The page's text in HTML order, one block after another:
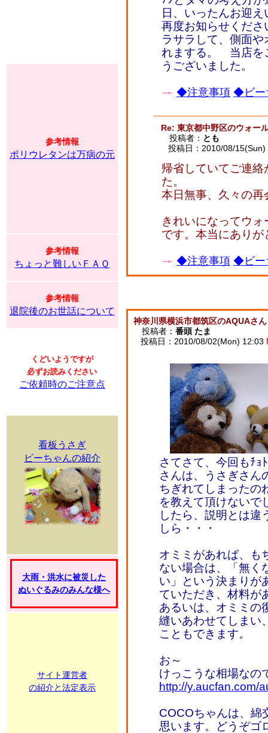
参考情報
ポリウレタンは万病の元
参考情報
ちょっと難しいＦＡＱ
参考情報
退院後のお世話について
くどいようですが
必ずお読みください
ご依頼時のご注意点
看板うさぎ
ビーちゃんの紹介
大雨・洪水に被災した
ぬいぐるみのみんな様へ
サイト運営者
の紹介と法定表示
日、いったんお迎
再度お知らせくだ
ラサラして、側面
れまする。 当店を
うございました。
◆注意事項 ◆ビー
Re: 東京都中野区のウォー
投稿者： とも
投稿日：2010/08/
帰省していてご連
た。
本日無事、久々の
きれいになってウ
です。本当にあり
◆注意事項 ◆ビー
神奈川県横浜市都筑区のAQUAさ
投稿者： 番頭 たま
投稿日：2010/08/02(Mon) 12:03
さてさて、今回もﾁｮ
さんは、うさぎさん
ちぎれてしまったの
を教えて頂けないで
したら、説明とは違
しら・・・
オミミがあれば、も
ない場合は、「無く
い」という決まりが
ていただき、材料
あるいは、オミミの
縫いあわせてしまい
こともできます。
お～
けっこうな相場な
http://y.aucfan.com/
COCOちゃんは、綿
思います。どうぞゴ